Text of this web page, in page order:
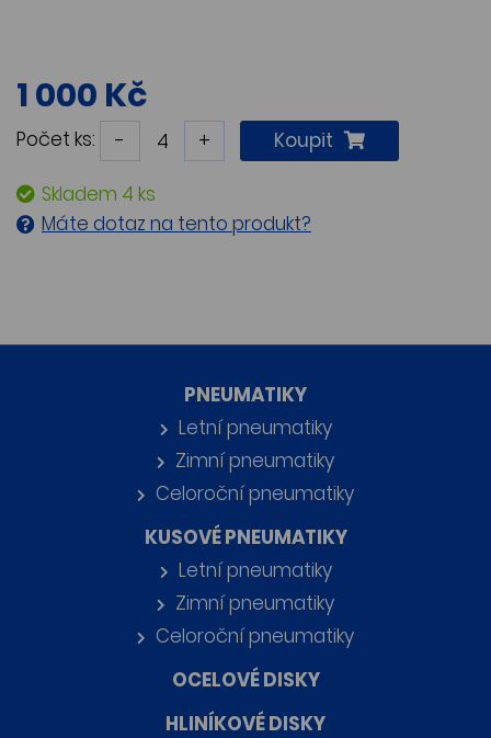
1 000 Kč
Počet ks: - + Koupit
Skladem 4 ks
Máte dotaz na tento produkt?
PNEUMATIKY
Letní pneumatiky
Zimní pneumatiky
Celoroční pneumatiky
KUSOVÉ PNEUMATIKY
Letní pneumatiky
Zimní pneumatiky
Celoroční pneumatiky
OCELOVÉ DISKY
HLINÍKOVÉ DISKY